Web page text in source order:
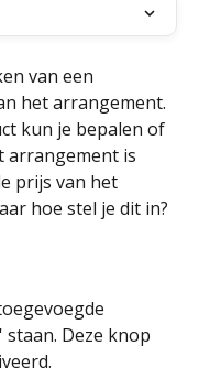
van een
het arrangement.
kun je bepalen of
arrangement is
prijs van het
hoe stel je dit in?
Deze knop